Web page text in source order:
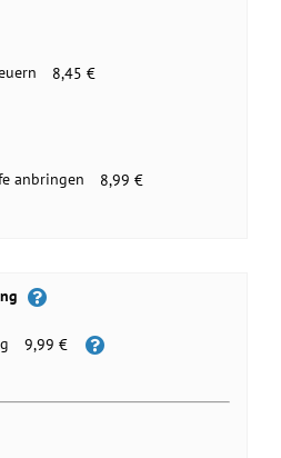
8,45 €
anbringen
8,99 €
9,99 €